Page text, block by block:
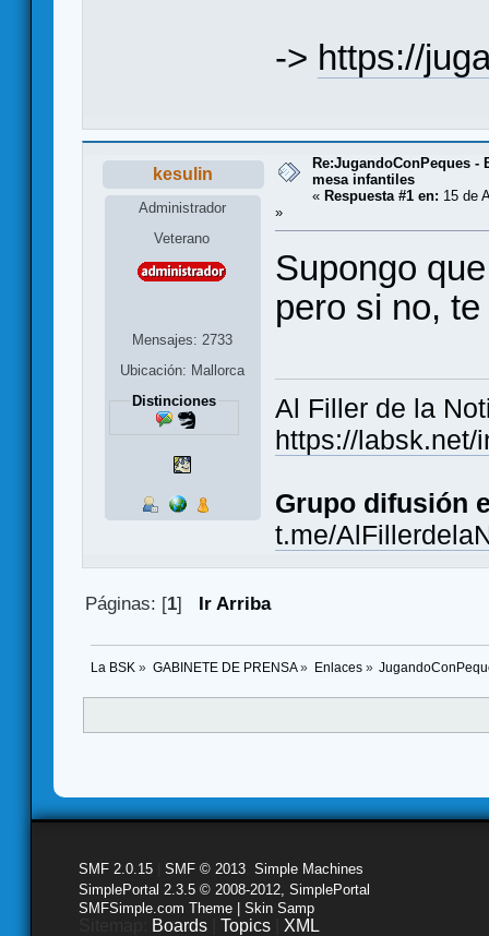
-> https://
kesulin
Administrador
Veterano
Mensajes: 2733
Ubicación: Mallorca
Distinciones
Re:JugandoConPeques -
mesa infantiles
« Respuesta #1 en: 15 de
»
Supongo
pero si no,
Al Filler de la
https://labsk.net/
Grupo difusión
t.me/
Páginas: [1] Ir Arriba
La BSK » GABINETE DE PRENSA» Enlaces»
SMF 2.0.15 SMF © 2013 Simple Machines
SimplePortal 2.3.5 © 2008-2012, SimplePortal
SMFSimple.com Theme | Skin Samp
Boards Topics XML